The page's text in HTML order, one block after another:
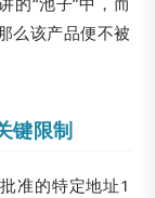
么该产品便不被
键限制
准的特定地址1